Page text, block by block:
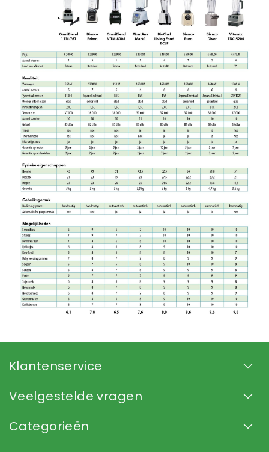
Klantenservice
Veelgestelde vragen
Categorieën